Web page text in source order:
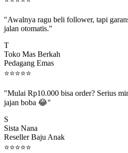
jalan otomatis."
Toko Mas Berkah
Pedagang Emas
⭐⭐⭐⭐⭐
jajan boba 😂"
Sista Nana
Reseller Baju Anak
⭐⭐⭐⭐⭐